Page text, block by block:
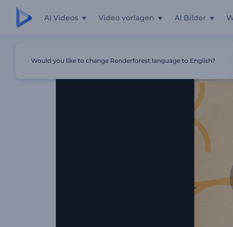
AI Videos Video vorlagen AI Bilder
Would you like to change Renderforest language to English?